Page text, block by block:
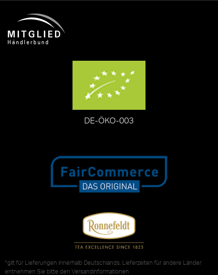
DE-ÖKO-003
*gilt für Lieferungen innerhalb Deutschlands, Lieferzeiten für andere Länder
entnehmen Sie bitte den Versandinformationen